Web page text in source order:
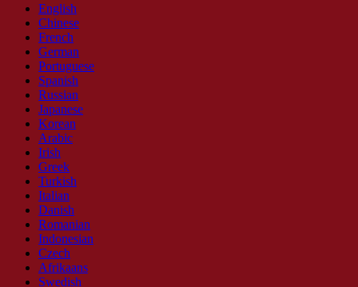
English
Chinese
French
German
Portuguese
Spanish
Russian
Japanese
Korean
Arabic
Irish
Greek
Turkish
Italian
Danish
Romanian
Indonesian
Czech
Afrikaans
Swedish